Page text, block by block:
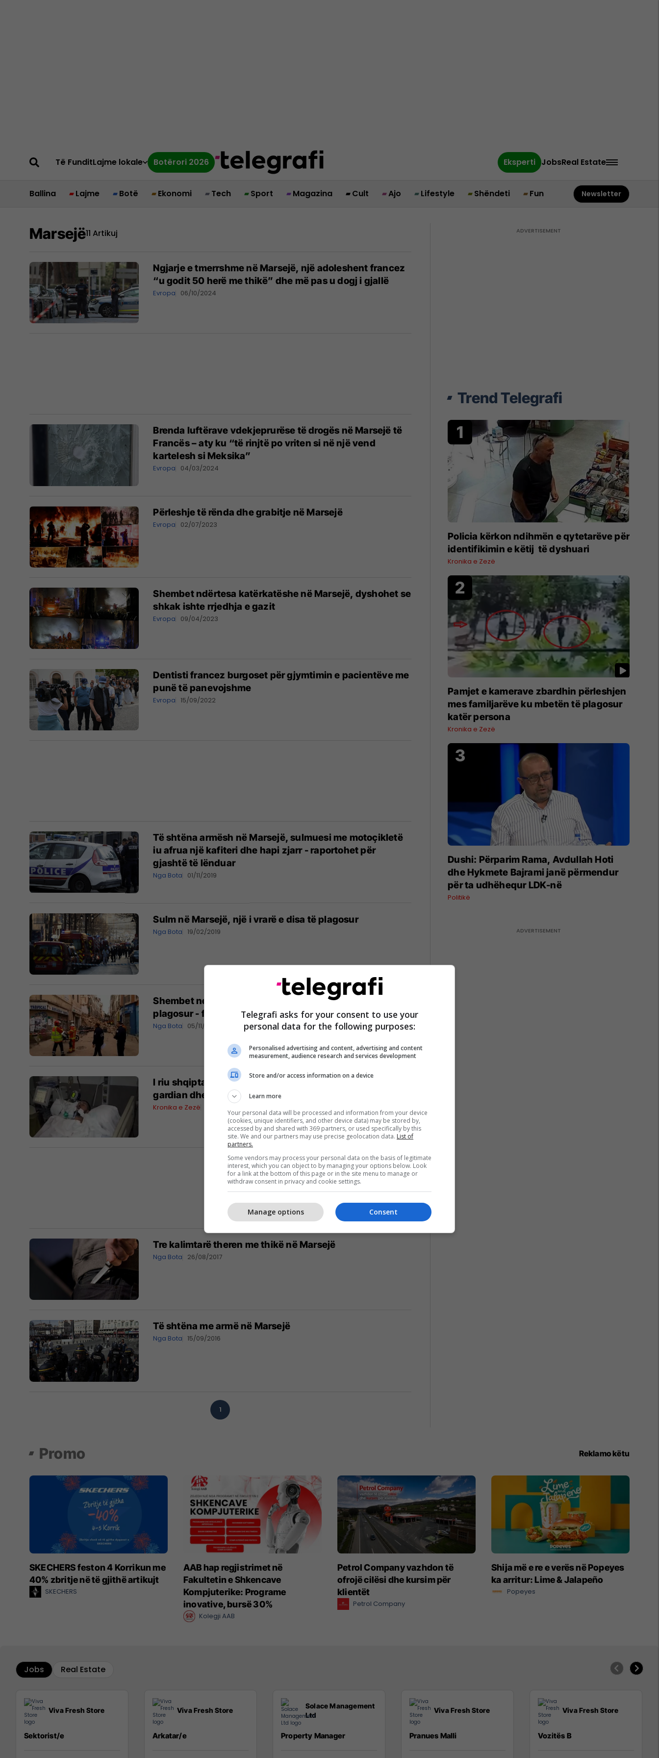
Të FunditLajme lokale Botërori 2026 Eksperti JobsReal Estate
Ballina Lajme Botë Ekonomi Tech Sport Magazina Cult Ajo Lifestyle Shëndeti Fun Newsletter
Marsejë11 Artikuj
Ngjarje e tmerrshme në Marsejë, një adoleshent francez
“u godit 50 herë me thikë” dhe më pas u dogj i gjallë
Evropa 06/10/2024
Brenda luftërave vdekjeprurëse të drogës në Marsejë të
Francës – aty ku “të rinjtë po vriten si në një vend
kartelesh si Meksika”
Evropa 04/03/2024
Përleshje të rënda dhe grabitje në Marsejë
Evropa 02/07/2023
Shembet ndërtesa katërkatëshe në Marsejë, dyshohet se
shkak ishte rrjedhja e gazit
Evropa 09/04/2023
Dentisti francez burgoset për gjymtimin e pacientëve me
punë të panevojshme
Evropa 15/09/2022
Të shtëna armësh në Marsejë, sulmuesi me motoçikletë
iu afrua një kafiteri dhe hapi zjarr - raportohet për
gjashtë të lënduar
Nga Bota 01/11/2019
Sulm në Marsejë, një i vrarë e disa të plagosur
Nga Bota 19/02/2019
Shembet ndërtesa katër katërshe në Marsejë, dy të
plagosur - frikë se mund të ketë edhe viktima (Video)
Nga Bota 05/11/2018
I riu shqiptar u vra nga bandat arabe në bashkëpunim me
gardian dhe të burgosurit
Kronika e Zezë
Tre kalimtarë theren me thikë në Marsejë
Nga Bota 26/08/2017
Të shtëna me armë në Marsejë
Nga Bota 15/09/2016
1
Trend Telegrafi
Policia kërkon ndihmën e qytetarëve për
identifikimin e këtij të dyshuari
Kronika e Zezë
Pamjet e kamerave zbardhin përleshjen
mes familjarëve ku mbetën të plagosur
katër persona
Kronika e Zezë
Dushi: Përparim Rama, Avdullah Hoti
dhe Hykmete Bajrami janë përmendur
për ta udhëhequr LDK-në
Politikë
Promo Reklamo këtu
SKECHERS feston 4 Korrikun me
40% zbritje në të gjithë artikujt
SKECHERS
AAB hap regjistrimet në
Fakultetin e Shkencave
Kompjuterike: Programe
inovative, bursë 30%
Kolegji AAB
Petrol Company vazhdon të
ofrojë cilësi dhe kursim për
klientët
Petrol Company
Shija më e re e verës në Popeyes
ka arritur: Lime & Jalapeño
Popeyes
Jobs Real Estate
Viva Fresh Store
Sektorist/e
Viva Fresh Store
Arkatar/e
Solace Management
Ltd
Property Manager
Viva Fresh Store
Pranues Malli
Viva Fresh Store
Vozitës B
Telegrafi asks for your consent to use your
personal data for the following purposes:
Personalised advertising and content, advertising and content
measurement, audience research and services development
Store and/or access information on a device
Learn more
Your personal data will be processed and information from your device
(cookies, unique identifiers, and other device data) may be stored by,
accessed by and shared with 369 partners, or used specifically by this
site. We and our partners may use precise geolocation data. List of
partners.
Some vendors may process your personal data on the basis of legitimate
interest, which you can object to by managing your options below. Look
for a link at the bottom of this page or in the site menu to manage or
withdraw consent in privacy and cookie settings.
Consent
Manage options